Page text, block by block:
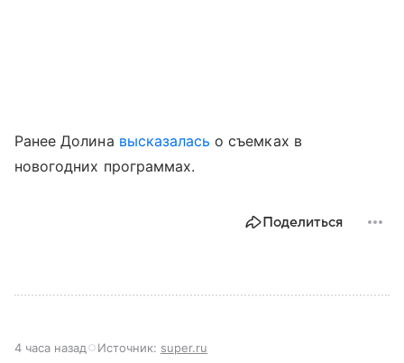
Ранее Долина высказалась о съемках в
новогодних программах.
Поделиться
4 часа назад Источник: super.ru